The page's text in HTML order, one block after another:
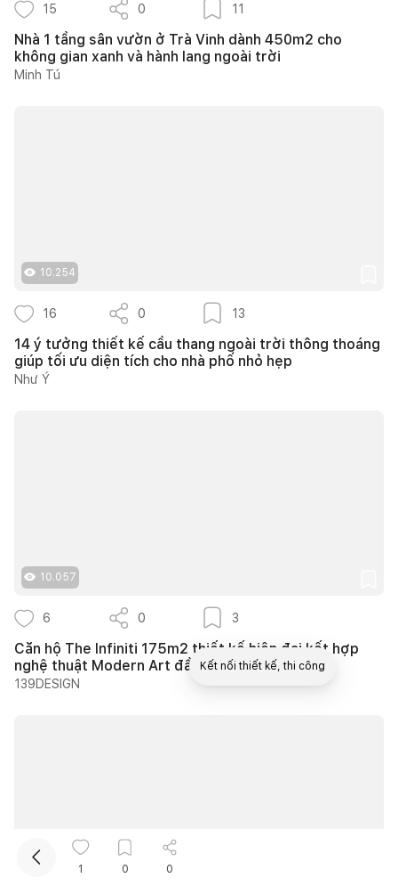
15 0 11
Nhà 1 tầng sân vườn ở Trà Vinh dành 450m2 cho
không gian xanh và hành lang ngoài trời
Minh Tú
10.254
16 0 13
14 ý tưởng thiết kế cầu thang ngoài trời thông thoáng
giúp tối ưu diện tích cho nhà phố nhỏ hẹp
Như Ý
10.057
6 0 3
Căn hộ The Infiniti 175m2 thiết kế hiện đại kết hợp
nghệ thuật Modern Art đầy cảm xúc
139DESIGN
1 0 0
Kết nối thiết kế, thi công